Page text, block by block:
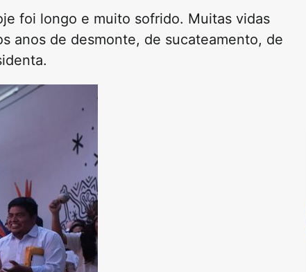
foi longo e muito sofrido. Muitas vidas
anos de desmonte, de sucateamento, de